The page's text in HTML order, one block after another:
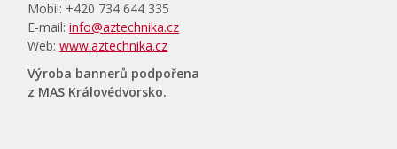
Mobil: +420 734 644 335
E-mail:info@aztechnika.cz
Web:www.aztechnika.cz
Výroba bannerů podpořena
z MAS Královédvorsko.